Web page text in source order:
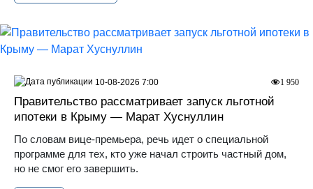
Правительство рассматривает запуск льготной
ипотеки в Крыму — Марат Хуснуллин
По словам вице-премьера, речь идет о специальной
программе для тех, кто уже начал строить частный дом,
но не смог его завершить.
1 950
10-08-2026 7:00